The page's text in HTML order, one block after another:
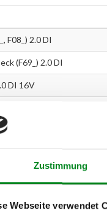
Zustimmung
Webseite verwendet
F08_) 2.0 DI
(F69_) 2.0 DI
DI 16V
2.0 DI
(31_) 2.0 DI 16V
2.0 DI 16V
16V
2.0 DI